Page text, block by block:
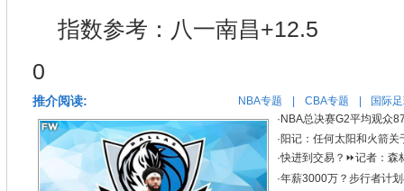
指数参考：八一南昌+12.5
0
推介阅读: NBA专题 CBA专题 国际
· NBA总决赛G2平均观众
· 阳记：任何太阳和火箭
·快进到交易？⏩️记者：森
·年薪3000万？步行者计